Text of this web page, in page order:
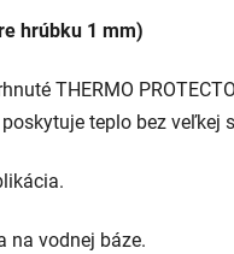
hrúbku 1 mm)
THERMO
teplo bez veľkej
na vodnej báze.